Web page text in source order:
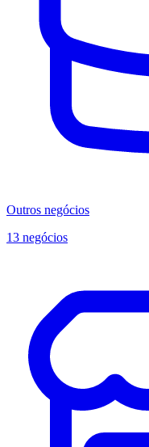
Outros negócios
13 negócios